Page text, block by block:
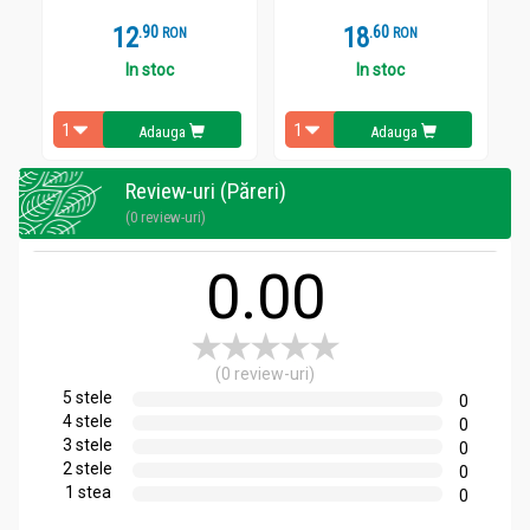
folosi maxim de 4 ori.
În cazul folosirii acestui produs pe zone sensibile cum ar
fi axila, zona inghinală sau faţă, nu depilaţi aceeaşi zonă
iritarea pielii.
Pentru a obține o piele catifelată a buzei superioare,
aplicați în direcţia creşterii firelor de păr, apoi faceți
același lucru dar de această dată în direcţia contrară a
acestora.
Pentru calmarea pielii, apăsaţi cu mâna sau aplicaţi o
compresă rece pe zona depilată imediat după smulgere.
Cum se curăţă resturile de ceară
Pentru o finisare perfectă şi o mai mare protecţie a pielii,
aplicaţi un şerveţel post-depilatoriu pentru eliminarea
resturilor de ceară, calmarea şi catifelarea pielii.
Nu eliminaţi niciodată resturile de ceară cu apă, săpun
sau alcool. Dacă este necesar, eliminaţi-le cu un disc
demachiant îmbibat în ulei.
Precauţii:
12.9 RON
In stoc
Adauga
18.6 RON
In stoc
Adauga
Review-uri (Păreri)
(0 review-uri)
0.00
(0 review-uri)
5 stele
0
4 stele
0
3 stele
0
2 stele
0
1 stea
0